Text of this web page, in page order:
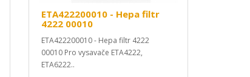
ETA422200010 - Hepa filtr
4222 00010
ETA422200010 - Hepa filtr 4222
00010 Pro vysavače ETA4222,
ETA6222..